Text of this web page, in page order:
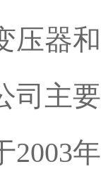
压器
司主
2003